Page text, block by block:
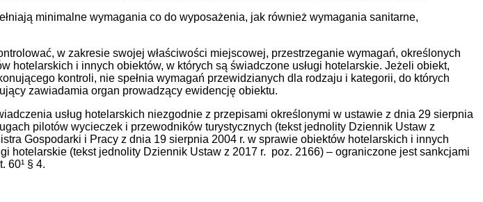
minimalne wymagania co do wyposażenia, jak również wymagania sanitarne,
w zakresie swojej właściwości miejscowej, przestrzeganie wymagań, określonych
hotelarskich i innych obiektów, w których są świadczone usługi hotelarskie. Jeżeli obiekt,
kontroli, nie spełnia wymagań przewidzianych dla rodzaju i kategorii, do których
zawiadamia organ prowadzący ewidencję obiektu.
usług hotelarskich niezgodnie z przepisami określonymi w ustawie z dnia 29 sierpnia
pilotów wycieczek i przewodników turystycznych (tekst jednolity Dziennik Ustaw z
Gospodarki i Pracy z dnia 19 sierpnia 2004 r. w sprawie obiektów hotelarskich i innych
hotelarskie (tekst jednolity Dziennik Ustaw z 2017 r. poz. 2166) – ograniczone jest sankcjami
60¹ § 4.